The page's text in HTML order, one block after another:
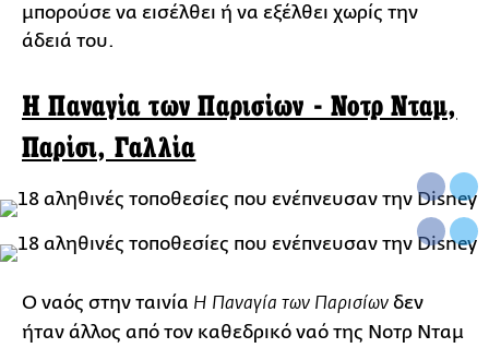
μπορούσε να εισέλθει ή να εξέλθει χωρίς την
άδειά του.
H Παναγία των Παρισίων - Νοτρ Νταμ,
Παρίσι, Γαλλία
Ο ναός στην ταινία Η Παναγία των Παρισίων δεν
ήταν άλλος από τον καθεδρικό ναό της Νοτρ Νταμ